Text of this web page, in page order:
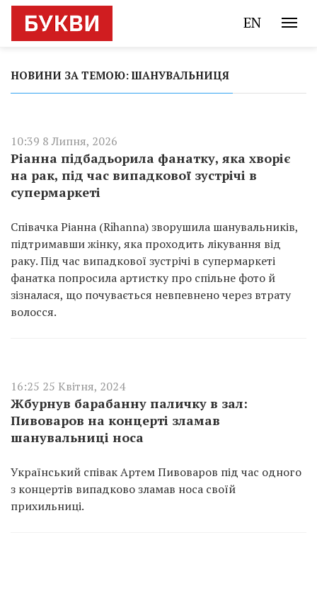
EN
НОВИНИ ЗА ТЕМОЮ: ШАНУВАЛЬНИЦЯ
10:39 8 Липня, 2026
Ріанна підбадьорила фанатку, яка хворіє
на рак, під час випадкової зустрічі в
супермаркеті
Співачка Ріанна (Rihanna) зворушила шанувальників,
підтримавши жінку, яка проходить лікування від
раку. Під час випадкової зустрічі в супермаркеті
фанатка попросила артистку про спільне фото й
зізналася, що почувається невпевнено через втрату
волосся.
16:25 25 Квітня, 2024
Жбурнув барабанну паличку в зал:
Пивоваров на концерті зламав
шанувальниці носа
Український співак Артем Пивоваров під час одного
з концертів випадково зламав носа своїй
прихильниці.